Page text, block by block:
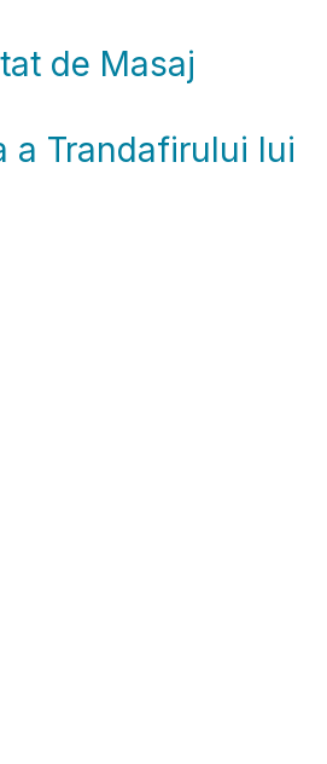
de Masaj
a Trandafirului lui